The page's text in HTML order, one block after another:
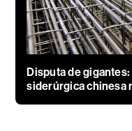
Disputa de
siderúrgica chinesa